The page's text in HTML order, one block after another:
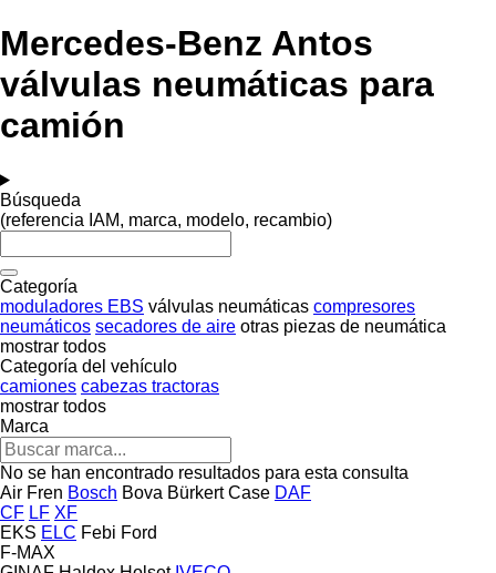
Mercedes-Benz Antos
válvulas neumáticas para
camión
Búsqueda
(referencia IAM, marca, modelo, recambio)
Categoría
moduladores EBS válvulas neumáticas compresores
neumáticos secadores de aire otras piezas de neumática
mostrar todos
Categoría del vehículo
camiones cabezas tractoras
mostrar todos
Marca
No se han encontrado resultados para esta consulta
Air Fren Bosch Bova Bürkert Case DAF
CF LF XF
EKS ELC Febi Ford
F-MAX